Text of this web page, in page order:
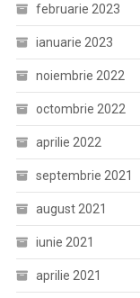
februarie 2023
ianuarie 2023
noiembrie 2022
octombrie 2022
aprilie 2022
septembrie 2021
august 2021
iunie 2021
aprilie 2021